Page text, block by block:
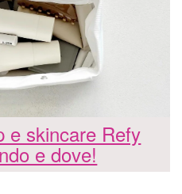
e skincare Refy
e dove!